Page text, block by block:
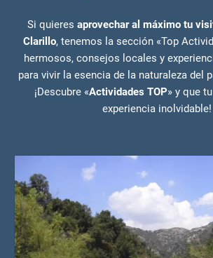
Si quieres aprovechar al máximo tu
Clarillo, tenemos la sección «Top
hermosos, consejos locales y
para vivir la esencia de la naturaleza del
¡Descubre «Actividades TOP» y que
experiencia inolvidable!